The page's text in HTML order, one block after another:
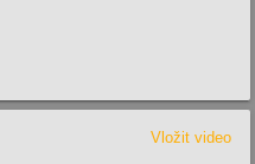
Vložit video